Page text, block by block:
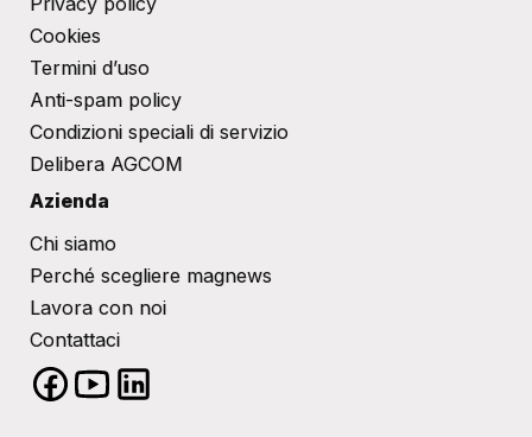
Cookies
Termini d’uso
Anti-spam policy
Condizioni speciali di servizio
Delibera AGCOM
Azienda
Chi siamo
Perché scegliere magnews
Lavora con noi
Contattaci